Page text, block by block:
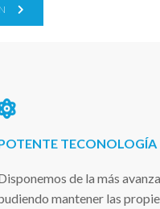
TECONOLOGÍA
de la más
mantener las